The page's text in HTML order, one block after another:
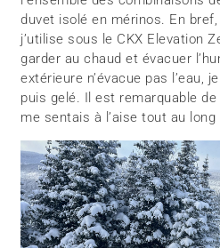
duvet isolé en mérinos. En
j’utilise sous le CKX Elevation
garder au chaud et évacuer
extérieure n’évacue pas l’eau,
puis gelé. Il est remarquable
me sentais à l’aise tout au long